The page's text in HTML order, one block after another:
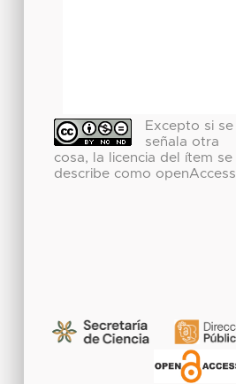
Excepto si se
señala otra
cosa, la licencia del ítem se
describe como openAccess